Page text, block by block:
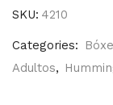
SKU: 4210
Categories:
Adultos,